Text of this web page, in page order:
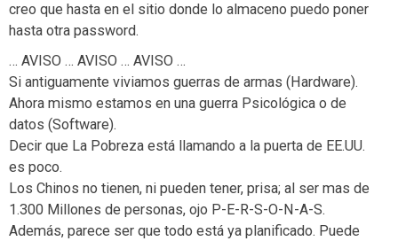
creo que hasta en el sitio donde lo almaceno puedo poner
hasta otra password.
… AVISO … AVISO … AVISO …
Si antiguamente viviamos guerras de armas (Hardware).
Ahora mismo estamos en una guerra Psicológica o de
datos (Software).
Decir que La Pobreza está llamando a la puerta de EE.UU.
es poco.
Los Chinos no tienen, ni pueden tener, prisa; al ser mas de
1.300 Millones de personas, ojo P-E-R-S-O-N-A-S.
Además, parece ser que todo está ya planificado. Puede